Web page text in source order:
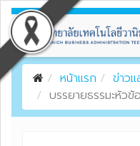
หน้าแรก ข่าวแ
บรรยายธรรมะหัวข้